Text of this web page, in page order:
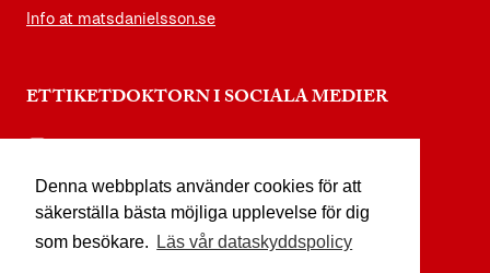
Denna webbplats använder cookies för att
säkerställa bästa möjliga upplevelse för dig
som besökare.
Läs vår dataskyddspolicy
Info at matsdanielsson.se
ETTIKETDOKTORN I SOCIALA MEDIER
facebook.com/etikettdoktorn
youtube.com/etikettdoktorn